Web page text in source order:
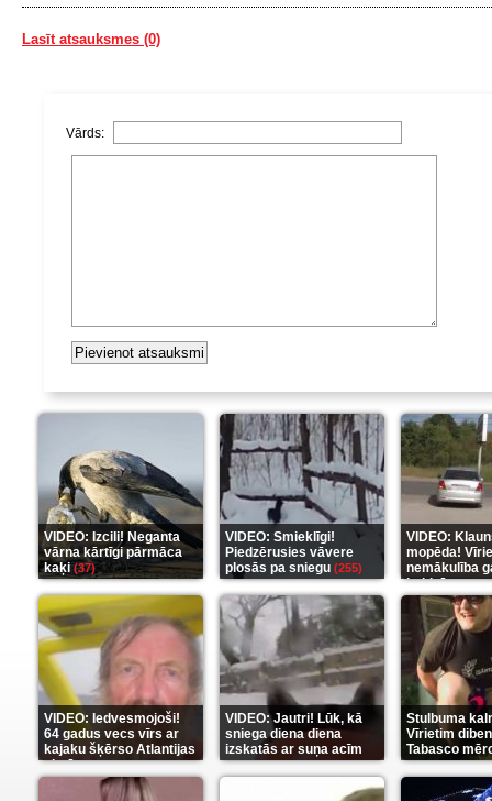
Lasīt atsauksmes (0)
Vārds:
VIDEO: Izcili! Neganta
vārna kārtīgi pārmāca
kaķi(37)
VIDEO: Smieklīgi!
Piedzērusies vāvere
plosās pa sniegu (255)
VIDEO:
mopēda!
nemākulība
beidzās ar
(289)
VIDEO: Iedvesmojoši!
64 gadus vecs vīrs ar
kajaku šķērso Atlantijas
okeānu(5)
VIDEO: Jautri! Lūk, kā
sniega diena diena
izskatās ar suņa acīm
(6)
Stulbuma
Vīrietim
Tabasco
(7)